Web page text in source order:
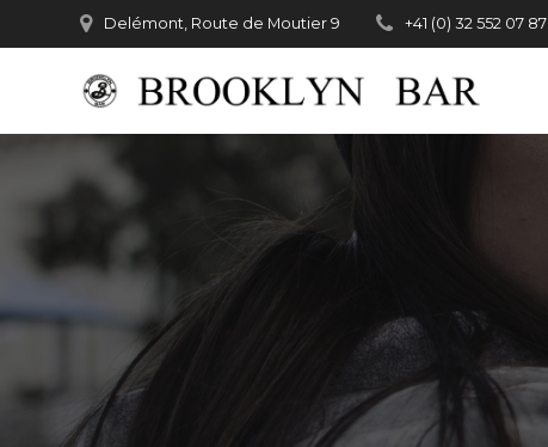
Delémont, Route de Moutier 9 +41 (0) 32 552 07 87